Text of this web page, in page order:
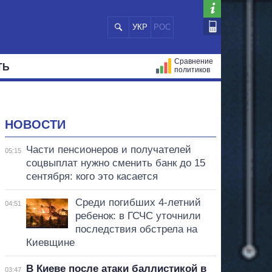
УКР РОС
Сравнение
политиков
НОВОСТИ
05:15
Части пенсионеров и получателей
соцвыплат нужно сменить банк до 15
сентября: кого это касается
04:51
Среди погибших 4-летний
ребенок: в ГСЧС уточнили
последствия обстрела на
Киевщине
03:47
В Киеве после атаки баллистикой в